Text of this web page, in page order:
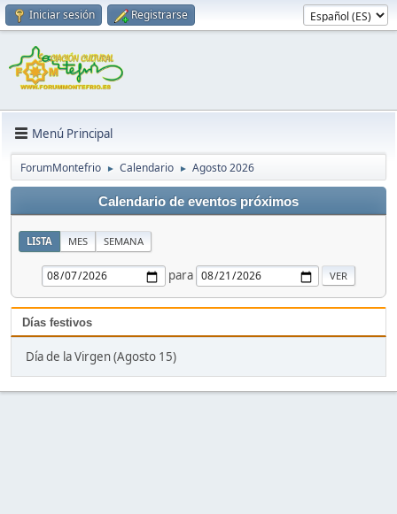
Iniciar sesión Registrarse
Menú Principal
ForumMontefrio ► Calendario ► Agosto 2026
Calendario de eventos próximos
LISTA MES SEMANA
para
Días festivos
Día de la Virgen (Agosto 15)